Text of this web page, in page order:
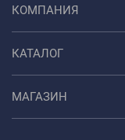
КОМПАНИЯ
КАТАЛОГ
МАГАЗИН